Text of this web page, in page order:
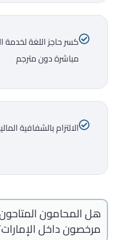
كسر حاجز اللغة لخدمة
مباشرة دون مترجم
الالتزام بالشفافية
هل المحامون
مرخصون داخل